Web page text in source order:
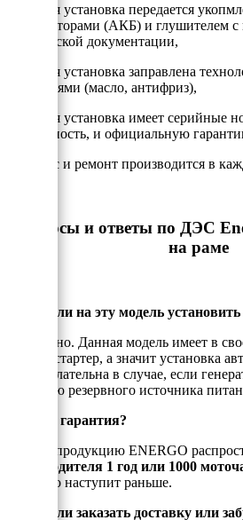
- Каждая установка передается
аккумулторами (АКБ) и глушителем
технической документации,
- Каждая установка заправлена
жидкостями (масло, антифриз),
- Каждая установка имеет серийные
подлинность, и официальную
- Сервис и ремонт производится в
Вопросы и ответы по ДЭС
на раме
Можно ли на эту модель
Да, можно. Данная модель имеет в
электростартер, а значит установка
даже желательна в случае, если
функцию резервного источника
Есть ли гарантия?
На всю продукцию ENERGO
производителя 1 год или 1000
того, что наступит раньше.
Можно ли заказать доставку или